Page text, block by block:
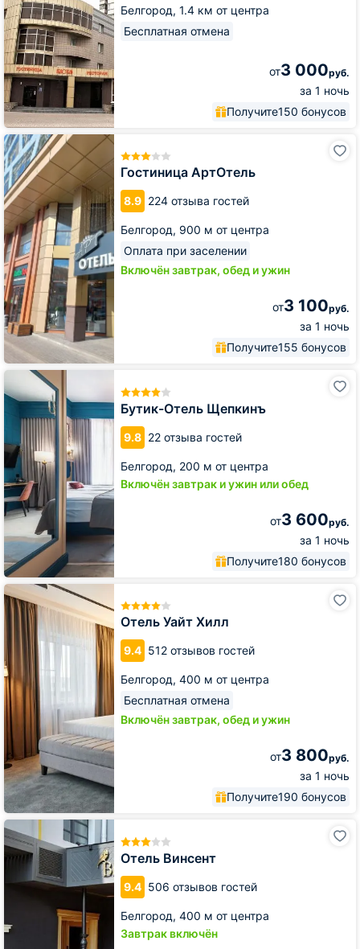
Белгород, 1.4 км от центра
Бесплатная отмена
от3 000руб.
за 1 ночь
Получите150 бонусов
Гостиница АртОтель
8.9 224 отзыва гостей
Белгород, 900 м от центра
Оплата при заселении
Включён завтрак, обед и ужин
от3 100руб.
за 1 ночь
Получите155 бонусов
Гостиница
АртОтель
Бутик-Отель Щепкинъ
9.8 22 отзыва гостей
Белгород, 200 м от центра
Включён завтрак и ужин или обед
от3 600руб.
за 1 ночь
Получите180 бонусов
Бутик-
Отель
Щепкинъ
Отель Уайт Хилл
9.4 512 отзывов гостей
Белгород, 400 м от центра
Бесплатная отмена
Включён завтрак, обед и ужин
от3 800руб.
за 1 ночь
Получите190 бонусов
Отель
Уайт
Хилл
Отель Винсент
9.4 506 отзывов гостей
Белгород, 400 м от центра
Завтрак включён
Отель
Винсент